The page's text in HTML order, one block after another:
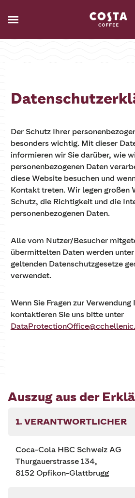
Der Schutz Ihrer
besonders wichtig. Mit dieser
informieren wir Sie darüber, wie
personenbezogenen Daten
diese Website besuchen und
Kontakt treten. Wir legen großen
Schutz, die Richtigkeit und die
personenbezogenen Daten.
Alle vom Nutzer/Besucher
übermittelten Daten werden
geltenden Datenschutzgesetze
verwendet.
Wenn Sie Fragen zur
kontaktieren Sie uns bitte unter
Auszug aus der
1. VERANTWORTLICHER
Coca-Cola HBC Schweiz AG
Thurgauerstrasse 134,
8152 Opfikon-Glattbrugg